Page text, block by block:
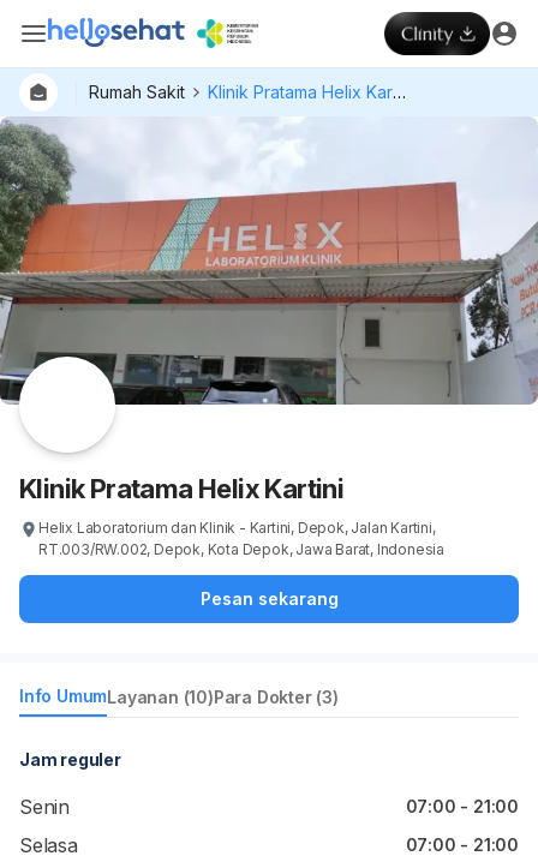
Rumah Sakit Klinik Pratama Helix Kartini
Klinik Pratama Helix Kartini
Helix Laboratorium dan Klinik - Kartini, Depok, Jalan Kartini,
RT.003/RW.002, Depok, Kota Depok, Jawa Barat, Indonesia
Pesan sekarang
Info UmumLayanan (10)Para Dokter (3)
Jam reguler
Senin 07:00 - 21:00
Selasa 07:00 - 21:00